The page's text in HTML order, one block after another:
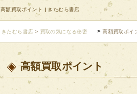
高額買取ポイント | きたむら書店
きたむら書店 > 買取の気になる秘密 >高額買取ポイ
高額買取ポイント